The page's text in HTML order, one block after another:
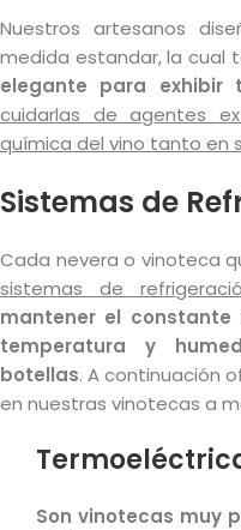
Nuestros artesanos
medida estandar, la cual
elegante para exhibir
cuidarlas de agentes
química del vino tanto en
Sistemas de
Cada nevera o vinoteca
sistemas de
mantener el
temperatura y
botellas. A continuación
en nuestras vinotecas a
Son vinotecas muy